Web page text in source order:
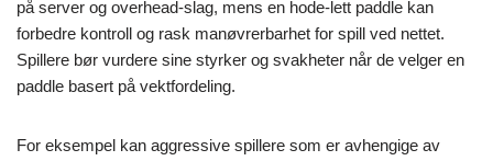
på server og overhead-slag, mens en hode-lett paddle kan
forbedre kontroll og rask manøvrerbarhet for spill ved nettet.
Spillere bør vurdere sine styrker og svakheter når de velger en
paddle basert på vektfordeling.
For eksempel kan aggressive spillere som er avhengige av